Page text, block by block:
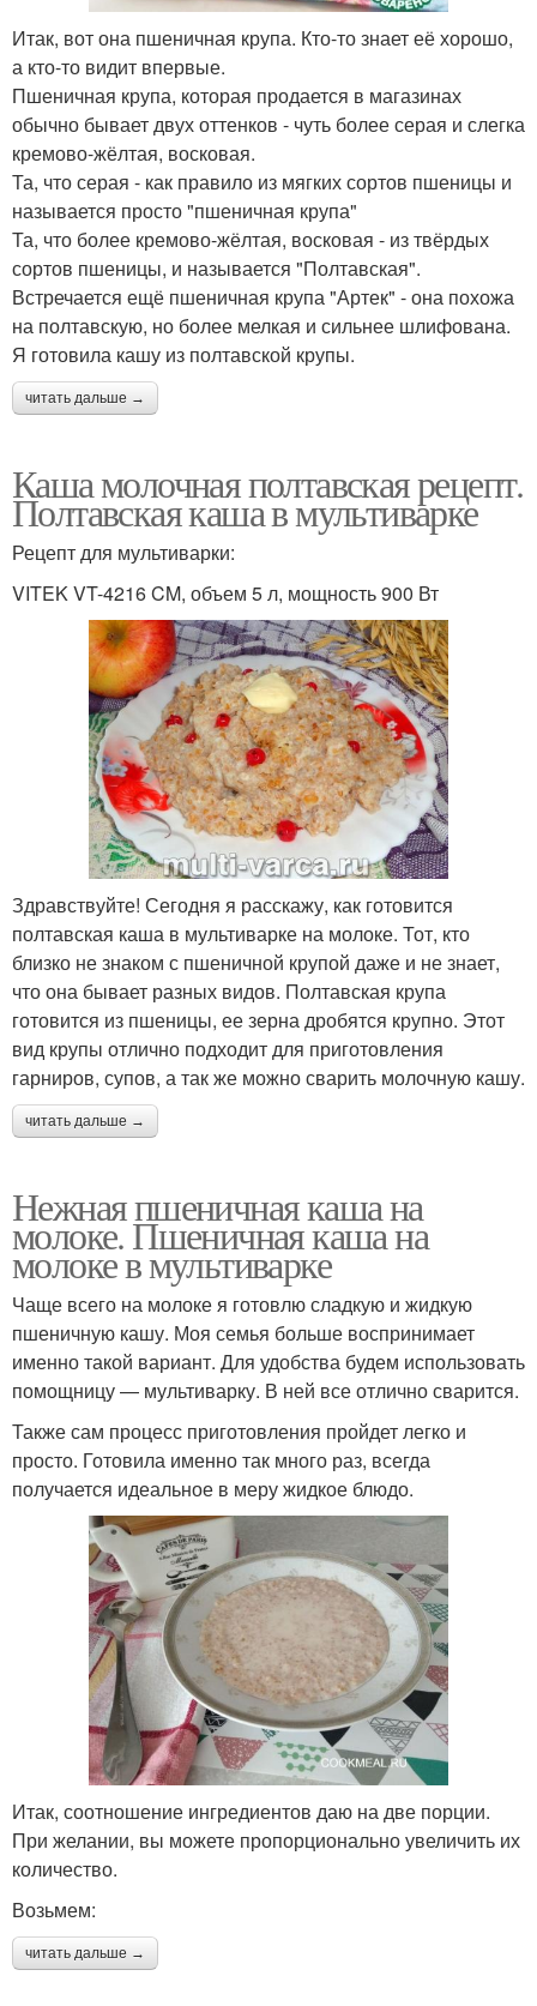
Итак, вот она пшеничная крупа. Кто-то знает её хорошо,
а кто-то видит впервые.
Пшеничная крупа, которая продается в магазинах
обычно бывает двух оттенков - чуть более серая и слегка
кремово-жёлтая, восковая.
Та, что серая - как правило из мягких сортов пшеницы и
называется просто "пшеничная крупа"
Та, что более кремово-жёлтая, восковая - из твёрдых
сортов пшеницы, и называется "Полтавская".
Встречается ещё пшеничная крупа "Артек" - она похожа
на полтавскую, но более мелкая и сильнее шлифована.
Я готовила кашу из полтавской крупы.
читать дальше →
Каша молочная полтавская рецепт.
Полтавская каша в мультиварке
Рецепт для мультиварки:
VITEK VT-4216 CM, объем 5 л, мощность 900 Вт
Здравствуйте! Сегодня я расскажу, как готовится
полтавская каша в мультиварке на молоке. Тот, кто
близко не знаком с пшеничной крупой даже и не знает,
что она бывает разных видов. Полтавская крупа
готовится из пшеницы, ее зерна дробятся крупно. Этот
вид крупы отлично подходит для приготовления
гарниров, супов, а так же можно сварить молочную кашу.
читать дальше →
Нежная пшеничная каша на
молоке. Пшеничная каша на
молоке в мультиварке
Чаще всего на молоке я готовлю сладкую и жидкую
пшеничную кашу. Моя семья больше воспринимает
именно такой вариант. Для удобства будем использовать
помощницу — мультиварку. В ней все отлично сварится.
Также сам процесс приготовления пройдет легко и
просто. Готовила именно так много раз, всегда
получается идеальное в меру жидкое блюдо.
Итак, соотношение ингредиентов даю на две порции.
При желании, вы можете пропорционально увеличить их
количество.
Возьмем:
читать дальше →